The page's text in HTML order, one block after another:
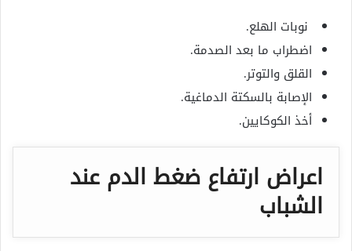
نوبات الهلع.
اضطراب ما بعد الصدمة.
القلق والتوتر.
الإصابة بالسكتة الدماغية.
أخذ الكوكايين.
اعراض ارتفاع ضغط الدم عند
الشباب